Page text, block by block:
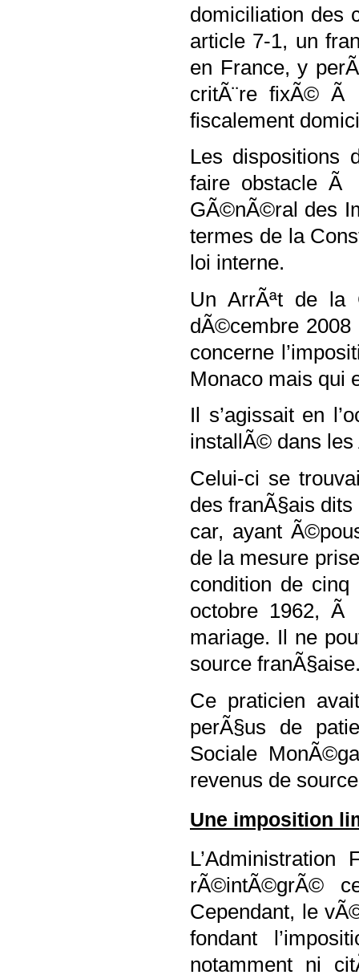
domiciliation des
article 7-1, un
en France, y
critÃ¨re fixÃ© Ã
fiscalement
Les dispositions
faire obstacle Ã
GÃ©nÃ©ral des
termes de la
loi interne.
Un ArrÃªt de la
dÃ©cembre
concerne
Monaco mais qui
Il s’agissait en
installÃ© dans
Celui-ci se
des franÃ§ais
car, ayant
de la mesure
condition de
octobre 1962,
mariage. Il ne
source
Ce praticien
perÃ§us de
Sociale
revenus de
Une imposition
rÃ©intÃ©grÃ©
Cependant, le
fondant
notamment ni